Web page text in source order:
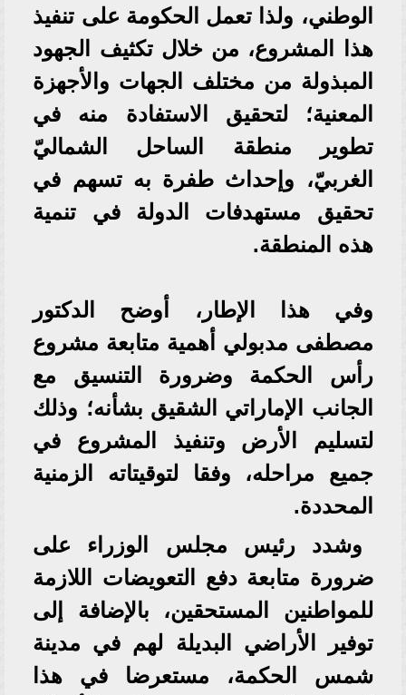
الوطني، ولذا تعمل الحكومة على تنفيذ
هذا المشروع، من خلال تكثيف الجهود
المبذولة من مختلف الجهات والأجهزة
المعنية؛ لتحقيق الاستفادة منه في
تطوير منطقة الساحل الشماليّ
الغربيّ، وإحداث طفرة به تسهم في
تحقيق مستهدفات الدولة في تنمية
هذه المنطقة.
وفي هذا الإطار، أوضح الدكتور
مصطفى مدبولي أهمية متابعة مشروع
رأس الحكمة وضرورة التنسيق مع
الجانب الإماراتي الشقيق بشأنه؛ وذلك
لتسليم الأرض وتنفيذ المشروع في
جميع مراحله، وفقا لتوقيتاته الزمنية
المحددة.
وشدد رئيس مجلس الوزراء على
ضرورة متابعة دفع التعويضات اللازمة
للمواطنين المستحقين، بالإضافة إلى
توفير الأراضي البديلة لهم في مدينة
شمس الحكمة، مستعرضا في هذا